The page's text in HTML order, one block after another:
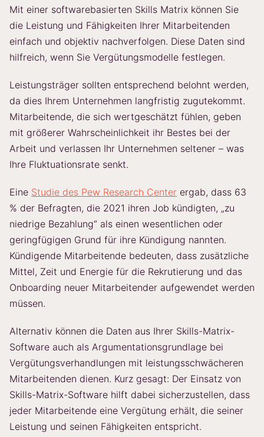
Mit einer softwarebasierten Skills Matrix können Sie
die Leistung und Fähigkeiten Ihrer Mitarbeitenden
einfach und objektiv nachverfolgen. Diese Daten sind
hilfreich, wenn Sie Vergütungsmodelle festlegen.
Leistungsträger sollten entsprechend belohnt werden,
da dies Ihrem Unternehmen langfristig zugutekommt.
Mitarbeitende, die sich wertgeschätzt fühlen, geben
mit größerer Wahrscheinlichkeit ihr Bestes bei der
Arbeit und verlassen Ihr Unternehmen seltener – was
Ihre Fluktuationsrate senkt.
Eine Studie des Pew Research Center ergab, dass 63
% der Befragten, die 2021 ihren Job kündigten, „zu
niedrige Bezahlung“ als einen wesentlichen oder
geringfügigen Grund für ihre Kündigung nannten.
Kündigende Mitarbeitende bedeuten, dass zusätzliche
Mittel, Zeit und Energie für die Rekrutierung und das
Onboarding neuer Mitarbeitender aufgewendet werden
müssen.
Alternativ können die Daten aus Ihrer Skills-Matrix-
Software auch als Argumentationsgrundlage bei
Vergütungsverhandlungen mit leistungsschwächeren
Mitarbeitenden dienen. Kurz gesagt: Der Einsatz von
Skills-Matrix-Software hilft dabei sicherzustellen, dass
jeder Mitarbeitende eine Vergütung erhält, die seiner
Leistung und seinen Fähigkeiten entspricht.